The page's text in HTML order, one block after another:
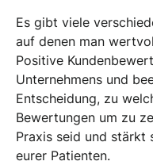
Es gibt viele
auf denen man
Positive
Unternehmens und
Entscheidung, zu
Bewertungen um zu
Praxis seid und stärkt
eurer Patienten.